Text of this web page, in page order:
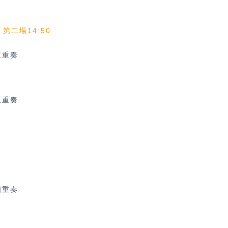
第二場14:50
奏
奏
奏